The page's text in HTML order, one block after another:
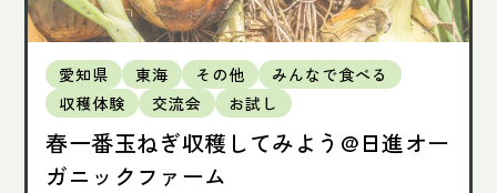
愛知県 東海 その他
みんなで食べる
収穫体験
交流会 お試し
春一番玉ねぎ収穫してみよう@日進オー
ガニックファーム